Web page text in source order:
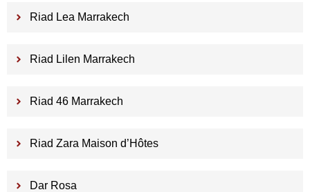
Riad Lea Marrakech
Riad Lilen Marrakech
Riad 46 Marrakech
Riad Zara Maison d’Hôtes
Dar Rosa